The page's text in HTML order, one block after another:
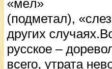
«мёл»
(подметал),
других
русское –
всего, утрата